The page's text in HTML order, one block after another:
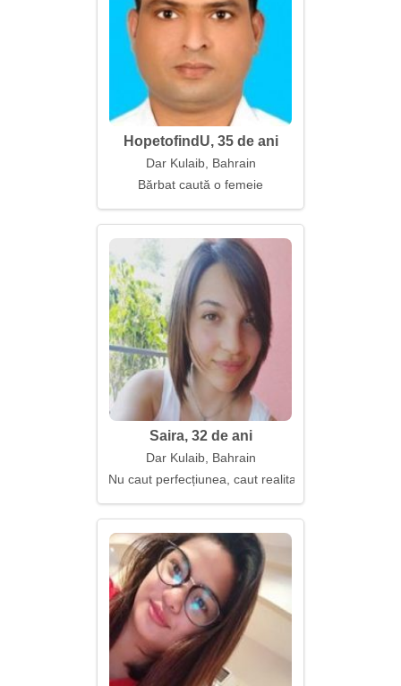
HopetofindU, 35 de ani
Dar Kulaib, Bahrain
Bărbat caută o femeie
Saira, 32 de ani
Dar Kulaib, Bahrain
Nu caut perfecțiunea, caut realitatea